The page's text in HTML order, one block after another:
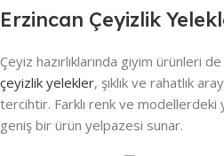
Erzincan Çeyizlik
Çeyiz hazırlıklarında giyim ürünleri
çeyizlik yelekler, şıklık ve rahatlık
tercihtir. Farklı renk ve modellerdeki
geniş bir ürün yelpazesi sunar.